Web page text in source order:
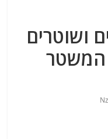
ושוטרים
המשטר